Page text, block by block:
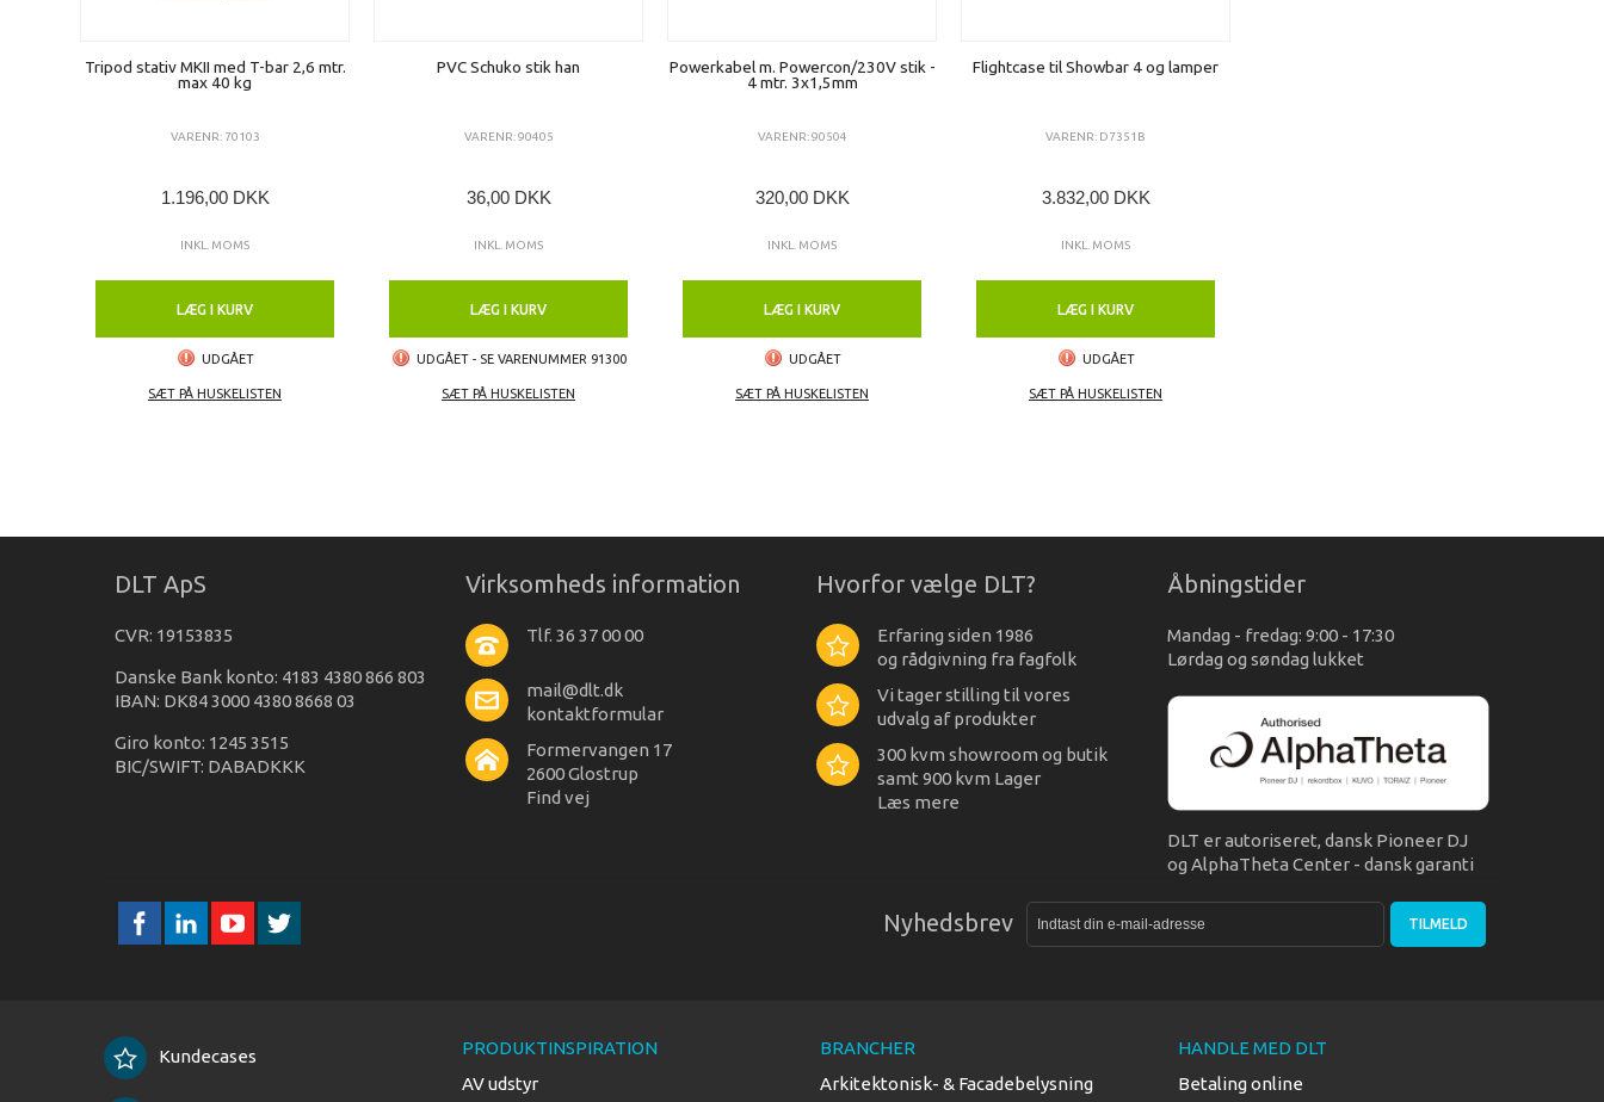
Tripod stativ MKII med T-bar 2,6 mtr.
max 40 kg
VARENR: 70103
1.196,00 DKK
INKL. MOMS
LÆG I KURV
UDGÅET
SÆT PÅ HUSKELISTEN
PVC Schuko stik han
VARENR: 90405
36,00 DKK
INKL. MOMS
LÆG I KURV
UDGÅET - SE VARENUMMER 91300
SÆT PÅ HUSKELISTEN
Powerkabel m. Powercon/230V stik -
4 mtr. 3x1,5mm
VARENR: 90504
320,00 DKK
INKL. MOMS
LÆG I KURV
UDGÅET
SÆT PÅ HUSKELISTEN
Flightcase til Showbar 4 og lamper
VARENR: D7351B
3.832,00 DKK
INKL. MOMS
LÆG I KURV
UDGÅET
SÆT PÅ HUSKELISTEN
DLT ApS
CVR: 19153835
Danske Bank konto: 4183 4380 866 803
IBAN: DK84 3000 4380 8668 03
Giro konto: 1245 3515
BIC/SWIFT: DABADKKK
Virksomheds information
Tlf. 36 37 00 00
mail@dlt.dk
kontaktformular
Formervangen 17
2600 Glostrup
Find vej
Hvorfor vælge DLT?
Erfaring siden 1986
og rådgivning fra fagfolk
Vi tager stilling til vores
udvalg af produkter
300 kvm showroom og butik
samt 900 kvm Lager
Læs mere
Åbningstider
Mandag - fredag: 9:00 - 17:30
Lørdag og søndag lukket
DLT er autoriseret, dansk Pioneer DJ
og AlphaTheta Center - dansk garanti
Nyhedsbrev TILMELD
Kundecases
PRODUKTINSPIRATION
AV udstyr
BRANCHER
Arkitektonisk- & Facadebelysning
HANDLE MED DLT
Betaling online